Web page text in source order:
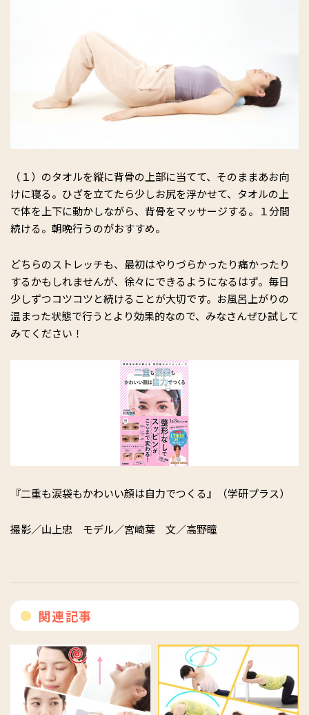
（１）のタオルを縦に背骨の上部に当てて、そのままあお向
けに寝る。ひざを立てたら少しお尻を浮かせて、タオルの上
で体を上下に動かしながら、背骨をマッサージする。１分間
続ける。朝晩行うのがおすすめ。
どちらのストレッチも、最初はやりづらかったり痛かったり
するかもしれませんが、徐々にできるようになるはず。毎日
少しずつコツコツと続けることが大切です。お風呂上がりの
温まった状態で行うとより効果的なので、みなさんぜひ試して
みてください！
『二重も涙袋もかわいい顔は自力でつくる』（学研プラス）
撮影／山上忠 モデル／宮崎葉 文／高野瞳
関連記事